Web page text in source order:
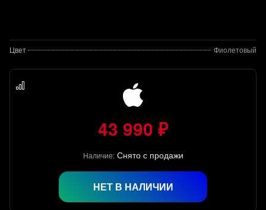
Цвет Фиолетовый
43 990 ₽
Наличие: Снято с продажи
НЕТ В НАЛИЧИИ